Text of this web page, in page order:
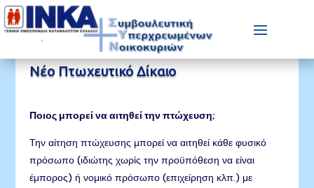
Νέο Πτωχευτικό Δίκαιο
Ποιος μπορεί να αιτηθεί την πτώχευση;
Την αίτηση πτώχευσης μπορεί να αιτηθεί κάθε φυσικό
πρόσωπο (ιδιώτης χωρίς την προϋπόθεση να είναι
έμπορος) ή νομικό πρόσωπο (επιχείρηση κλπ.) με